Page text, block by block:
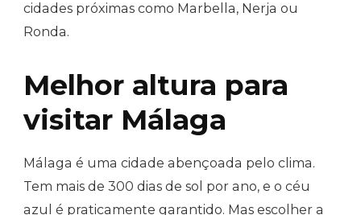
cidades próximas como Marbella, Nerja ou
Ronda.
Melhor altura para
visitar Málaga
Málaga é uma cidade abençoada pelo clima.
Tem mais de 300 dias de sol por ano, e o céu
azul é praticamente garantido. Mas escolher a